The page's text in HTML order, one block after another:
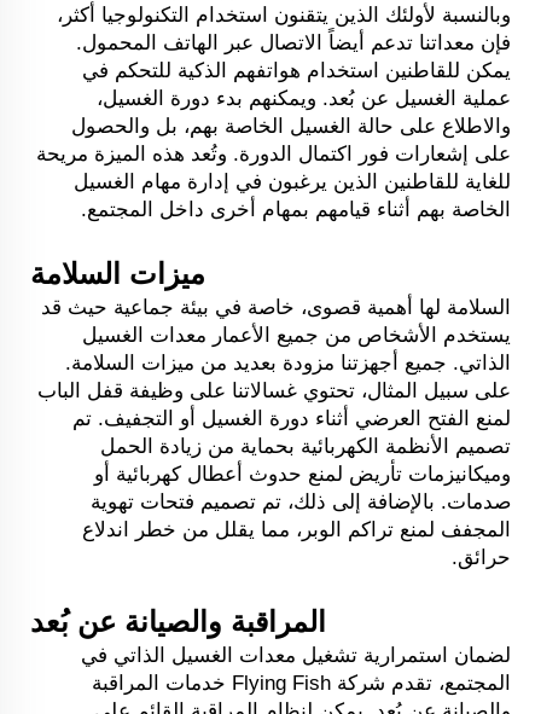
وبالنسبة لأولئك الذين يتقنون استخدام التكنولوجيا أكثر،
فإن معداتنا تدعم أيضاً الاتصال عبر الهاتف المحمول.
يمكن للقاطنين استخدام هواتفهم الذكية للتحكم في
عملية الغسيل عن بُعد. ويمكنهم بدء دورة الغسيل،
والاطلاع على حالة الغسيل الخاصة بهم، بل والحصول
على إشعارات فور اكتمال الدورة. وتُعد هذه الميزة مريحة
للغاية للقاطنين الذين يرغبون في إدارة مهام الغسيل
الخاصة بهم أثناء قيامهم بمهام أخرى داخل المجتمع.
ميزات السلامة
السلامة لها أهمية قصوى، خاصة في بيئة جماعية حيث قد
يستخدم الأشخاص من جميع الأعمار معدات الغسيل
الذاتي. جميع أجهزتنا مزودة بعديد من ميزات السلامة.
على سبيل المثال، تحتوي غسالاتنا على وظيفة قفل الباب
لمنع الفتح العرضي أثناء دورة الغسيل أو التجفيف. تم
تصميم الأنظمة الكهربائية بحماية من زيادة الحمل
وميكانيزمات تأريض لمنع حدوث أعطال كهربائية أو
صدمات. بالإضافة إلى ذلك، تم تصميم فتحات تهوية
المجفف لمنع تراكم الوبر، مما يقلل من خطر اندلاع
حرائق.
المراقبة والصيانة عن بُعد
لضمان استمرارية تشغيل معدات الغسيل الذاتي في
المجتمع، تقدم شركة Flying Fish خدمات المراقبة